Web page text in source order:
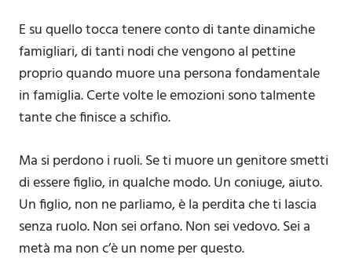
E su quello tocca tenere conto di tante dinamiche
famigliari, di tanti nodi che vengono al pettine
proprio quando muore una persona fondamentale
in famiglia. Certe volte le emozioni sono talmente
tante che finisce a schifìo.
Ma si perdono i ruoli. Se ti muore un genitore smetti
di essere figlio, in qualche modo. Un coniuge, aiuto.
Un figlio, non ne parliamo, è la perdita che ti lascia
senza ruolo. Non sei orfano. Non sei vedovo. Sei a
metà ma non c’è un nome per questo.